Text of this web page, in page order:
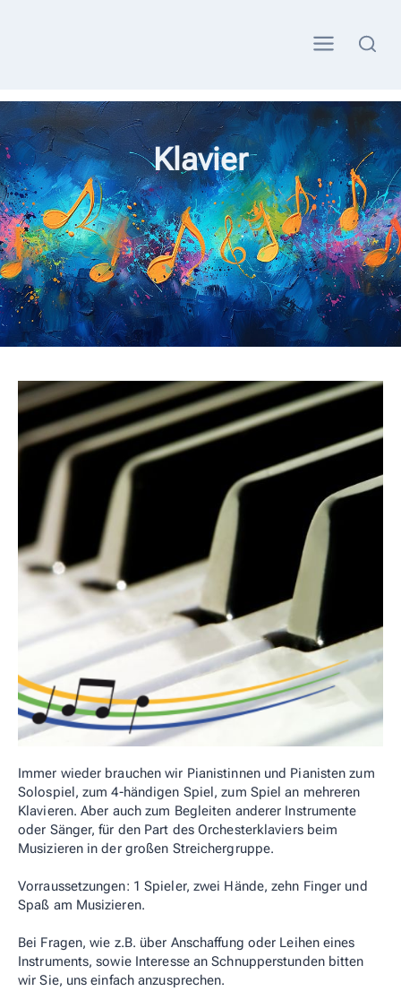
Klavier
Immer wieder brauchen wir Pianistinnen und Pianisten zum
Solospiel, zum 4-händigen Spiel, zum Spiel an mehreren
Klavieren. Aber auch zum Begleiten anderer Instrumente
oder Sänger, für den Part des Orchesterklaviers beim
Musizieren in der großen Streichergruppe.
Vorraussetzungen: 1 Spieler, zwei Hände, zehn Finger und
Spaß am Musizieren.
Bei Fragen, wie z.B. über Anschaffung oder Leihen eines
Instruments, sowie Interesse an Schnupperstunden bitten
wir Sie, uns einfach anzusprechen.